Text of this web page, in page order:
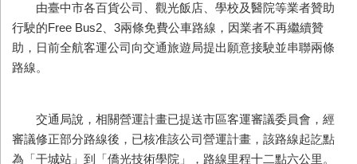
由臺中市各百貨公司、觀光飯店、學校及醫院等業者贊助
行駛的Free Bus2、3兩條免費公車路線，因業者不再繼續贊
助，日前全航客運公司向交通旅遊局提出願意接駛並串聯兩條
路線。
交通局說，相關營運計畫已提送市區客運審議委員會，經
審議修正部分路線後，已核准該公司營運計畫，該路線起訖點
為「干城站」到「僑光技術學院」，路線里程十二點六公里。